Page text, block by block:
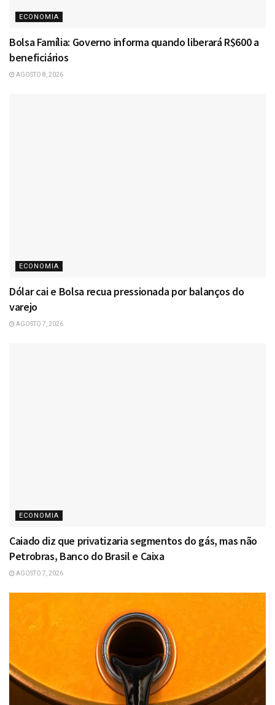
ECONOMIA
Bolsa Família: Governo informa quando liberará R$600 a
beneficiários
AGOSTO 8, 2026
ECONOMIA
Dólar cai e Bolsa recua pressionada por balanços do
varejo
AGOSTO 7, 2026
ECONOMIA
Caiado diz que privatizaria segmentos do gás, mas não
Petrobras, Banco do Brasil e Caixa
AGOSTO 7, 2026